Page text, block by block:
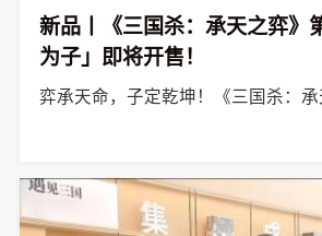
新品丨《三国杀：承天之弈》
为子」即将开售！